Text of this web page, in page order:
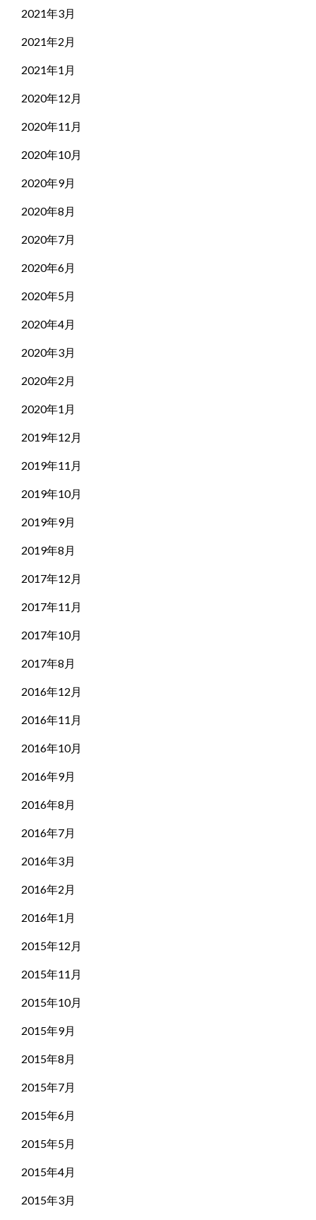
2021年3月
2021年2月
2021年1月
2020年12月
2020年11月
2020年10月
2020年9月
2020年8月
2020年7月
2020年6月
2020年5月
2020年4月
2020年3月
2020年2月
2020年1月
2019年12月
2019年11月
2019年10月
2019年9月
2019年8月
2017年12月
2017年11月
2017年10月
2017年8月
2016年12月
2016年11月
2016年10月
2016年9月
2016年8月
2016年7月
2016年3月
2016年2月
2016年1月
2015年12月
2015年11月
2015年10月
2015年9月
2015年8月
2015年7月
2015年6月
2015年5月
2015年4月
2015年3月